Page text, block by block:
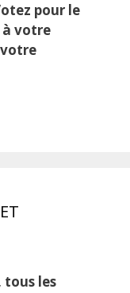
pour le
à votre
tous les